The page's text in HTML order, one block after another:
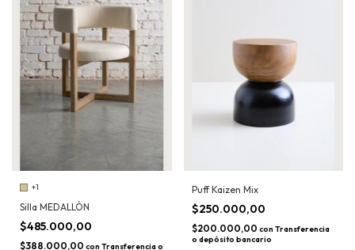
+1
Silla MEDALLÓN
$485.000,00
$388.000,00 con Transferencia o
Puff Kaizen Mix
$250.000,00
$200.000,00 con Transferencia
o depósito bancario